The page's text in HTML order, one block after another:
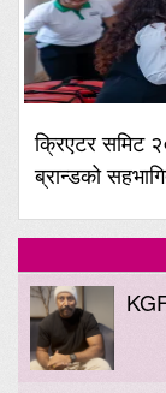
क्रिएटर समिट
ब्रान्डको